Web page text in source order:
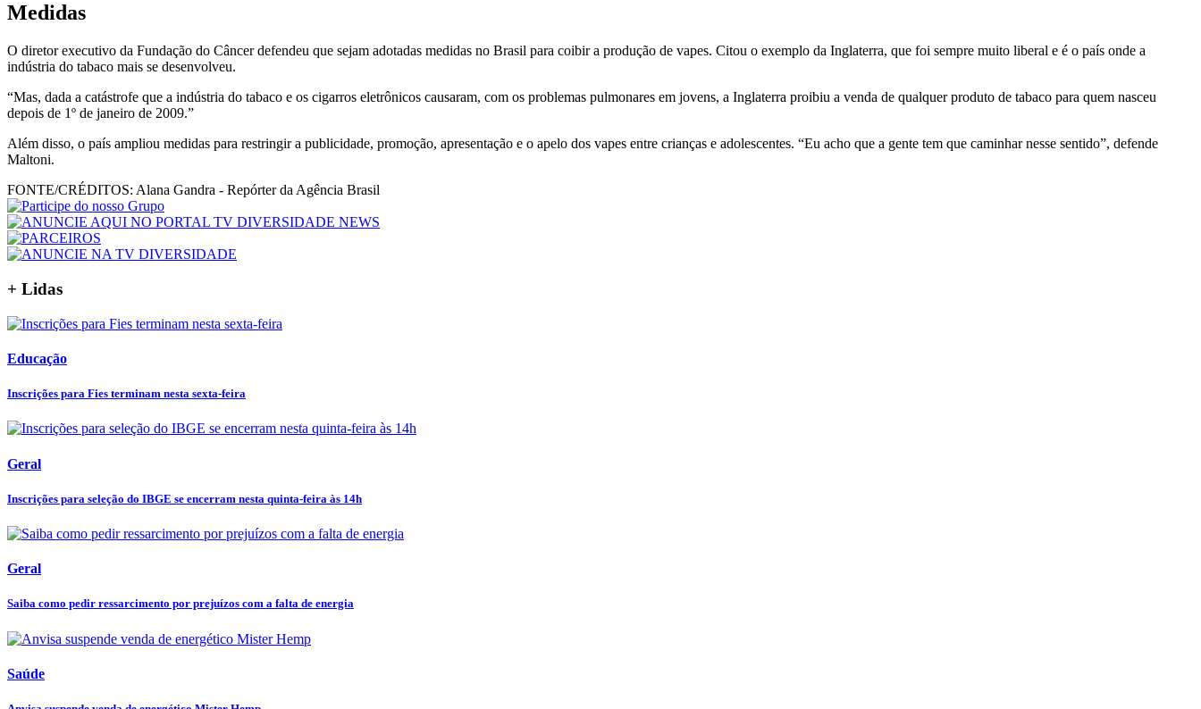
Medidas
O diretor executivo da Fundação do Câncer defendeu que sejam adotadas medidas no Brasil para coibir a produção de vapes. Citou o exemplo da Inglaterra, que foi sempre muito liberal e é o país onde a
indústria do tabaco mais se desenvolveu.
“Mas, dada a catástrofe que a indústria do tabaco e os cigarros eletrônicos causaram, com os problemas pulmonares em jovens, a Inglaterra proibiu a venda de qualquer produto de tabaco para quem nasceu
depois de 1º de janeiro de 2009.”
Além disso, o país ampliou medidas para restringir a publicidade, promoção, apresentação e o apelo dos vapes entre crianças e adolescentes. “Eu acho que a gente tem que caminhar nesse sentido”, defende
Maltoni.
FONTE/CRÉDITOS: Alana Gandra - Repórter da Agência Brasil
+ Lidas
Educação
Inscrições para Fies terminam nesta sexta-feira
Geral
Inscrições para seleção do IBGE se encerram nesta quinta-feira às 14h
Geral
Saiba como pedir ressarcimento por prejuízos com a falta de energia
Saúde